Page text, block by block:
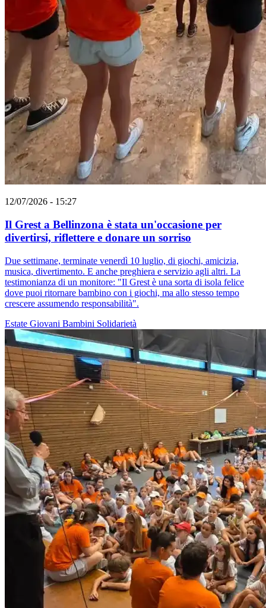
12/07/2026 - 15:27
Il Grest a Bellinzona è stata un'occasione per
divertirsi, riflettere e donare un sorriso
Due settimane, terminate venerdì 10 luglio, di giochi, amicizia,
musica, divertimento. E anche preghiera e servizio agli altri. La
testimonianza di un monitore: "Il Grest è una sorta di isola felice
dove puoi ritornare bambino con i giochi, ma allo stesso tempo
crescere assumendo responsabilità".
Estate Giovani Bambini Solidarietà